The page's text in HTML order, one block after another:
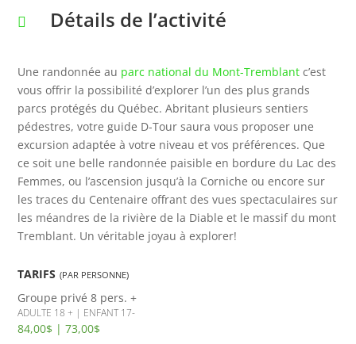
Détails de l’activité
Une randonnée au parc national du Mont-Tremblant c’est
vous offrir la possibilité d’explorer l’un des plus grands
parcs protégés du Québec. Abritant plusieurs sentiers
pédestres, votre guide D-Tour saura vous proposer une
excursion adaptée à votre niveau et vos préférences. Que
ce soit une belle randonnée paisible en bordure du Lac des
Femmes, ou l’ascension jusqu’à la Corniche ou encore sur
les traces du Centenaire offrant des vues spectaculaires sur
les méandres de la rivière de la Diable et le massif du mont
Tremblant. Un véritable joyau à explorer!
TARIFS (PAR PERSONNE)
Groupe privé 8 pers. +
ADULTE 18 + | ENFANT 17-
84,00$ | 73,00$